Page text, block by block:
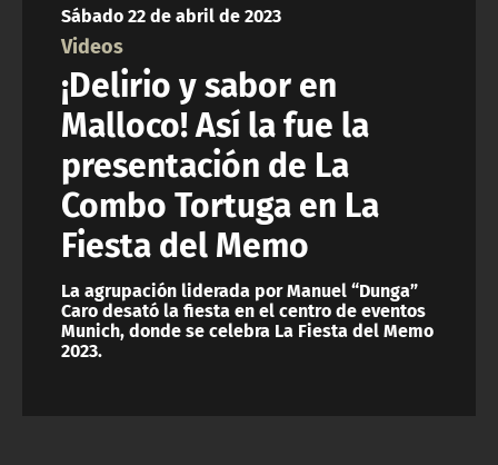
Sábado 22 de abril de 2023
Videos
¡Delirio y sabor en
Malloco! Así la fue la
presentación de La
Combo Tortuga en La
Fiesta del Memo
La agrupación liderada por Manuel “Dunga”
Caro desató la fiesta en el centro de eventos
Munich, donde se celebra La Fiesta del Memo
2023.